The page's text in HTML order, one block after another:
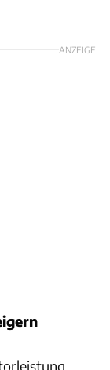
ANZEIGE